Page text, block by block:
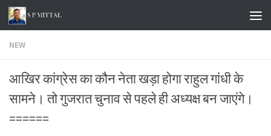
Skip to content
NEW
आखिर कांग्रेस का कौन नेता खड़ा होगा राहुल गांधी के
सामने। तो गुजरात चुनाव से पहले ही अध्यक्ष बन जाएंगे।
======